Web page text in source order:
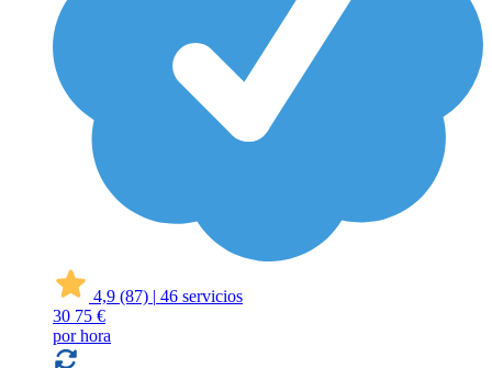
4,9 (87) | 46 servicios
30 75 €
por hora